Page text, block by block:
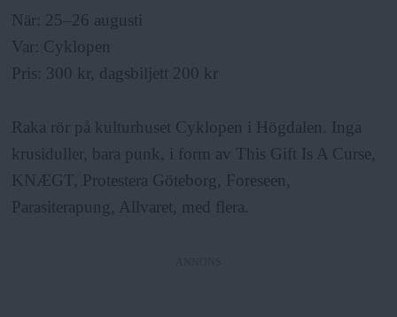
När: 25–26 augusti
Var: Cyklopen
Pris: 300 kr, dagsbiljett 200 kr
Raka rör på kulturhuset Cyklopen i Högdalen. Inga
krusiduller, bara punk, i form av This Gift Is A Curse,
KNÆGT, Protestera Göteborg, Foreseen,
Parasiterapung, Allvaret, med flera.